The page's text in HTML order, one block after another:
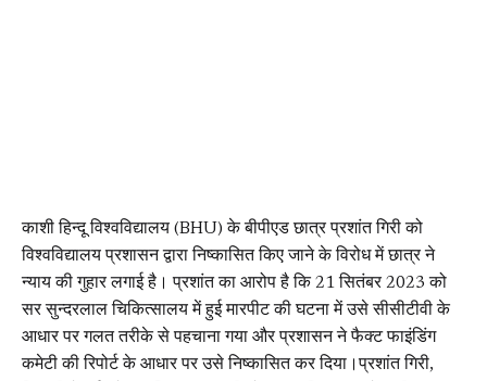
काशी हिन्दू विश्वविद्यालय (BHU) के बीपीएड छात्र प्रशांत गिरी को
विश्वविद्यालय प्रशासन द्वारा निष्कासित किए जाने के विरोध में छात्र ने
न्याय की गुहार लगाई है। प्रशांत का आरोप है कि 21 सितंबर 2023 को
सर सुन्दरलाल चिकित्सालय में हुई मारपीट की घटना में उसे सीसीटीवी के
आधार पर गलत तरीके से पहचाना गया और प्रशासन ने फैक्ट फाइंडिंग
कमेटी की रिपोर्ट के आधार पर उसे निष्कासित कर दिया।प्रशांत गिरी,